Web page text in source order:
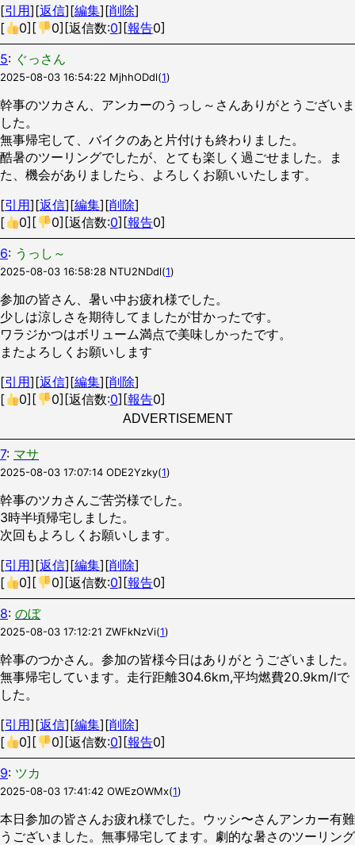
[引用][返信][編集][削除]
[
0][ 0][返信数:0][報告0]
5: ぐっさん
2025-08-03 16:54:22 MjhhODdl(1)
幹事のツカさん、アンカーのうっし～さんありがとうございま
した。
無事帰宅して、バイクのあと片付けも終わりました。
酷暑のツーリングでしたが、とても楽しく過ごせました。ま
た、機会がありましたら、よろしくお願いいたします。
[引用][返信][編集][削除]
[
0][ 0][返信数:0][報告0]
6: うっし～
2025-08-03 16:58:28 NTU2NDdl(1)
参加の皆さん、暑い中お疲れ様でした。
少しは涼しさを期待してましたが甘かったです。
ワラジかつはボリューム満点で美味しかったです。
またよろしくお願いします
[引用][返信][編集][削除]
[
0][ 0][返信数:0][報告0]
ADVERTISEMENT
7: マサ
2025-08-03 17:07:14 ODE2Yzky(1)
幹事のツカさんご苦労様でした。
3時半頃帰宅しました。
次回もよろしくお願いします。
[引用][返信][編集][削除]
[
0][ 0][返信数:0][報告0]
8: のぼ
2025-08-03 17:12:21 ZWFkNzVi(1)
幹事のつかさん。参加の皆様今日はありがとうございました。
無事帰宅しています。走行距離304.6km,平均燃費20.9km/lで
した。
[引用][返信][編集][削除]
[
0][ 0][返信数:0][報告0]
9: ツカ
2025-08-03 17:41:42 OWEzOWMx(1)
本日参加の皆さんお疲れ様でした。ウッシ〜さんアンカー有難
うございました。無事帰宅してます。劇的な暑さのツーリング